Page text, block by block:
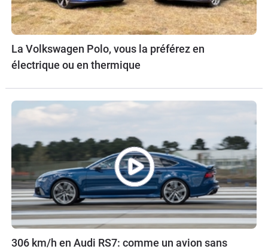
La Volkswagen Polo, vous la préférez en
électrique ou en thermique
306 km/h en Audi RS7: comme un avion sans